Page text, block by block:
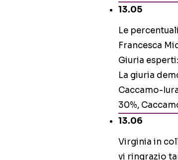
13.05
Le
Francesca
Giuria
La giuria
Caccamo-
30%,
13.06
Virginia in
vi ringrazio